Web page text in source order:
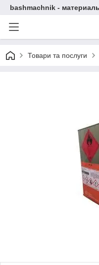
bashmachnik -
Товари та послуги